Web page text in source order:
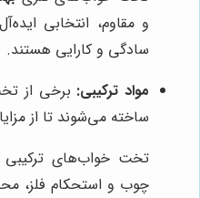
و مقاوم، انتخابی
سادگی و کارایی هستند.
مواد ترکیبی: برخی از
ساخته می‌شوند تا از
تخت خواب‌های ترکیبی
چوب و استحکام فلز،